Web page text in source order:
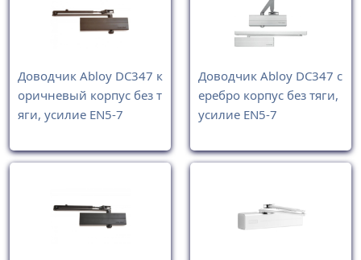
Доводчик Abloy DC347 к
оричневый корпус без т
яги, усилие EN5-7
Доводчик Abloy DC347 с
еребро корпус без тяги,
усилие EN5-7